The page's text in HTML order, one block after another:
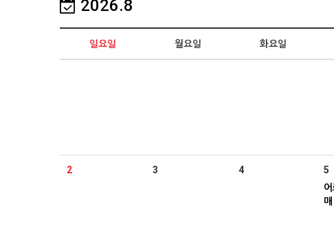
2026.8
일요일 월요일 화요일
2 3 4 5
어
매